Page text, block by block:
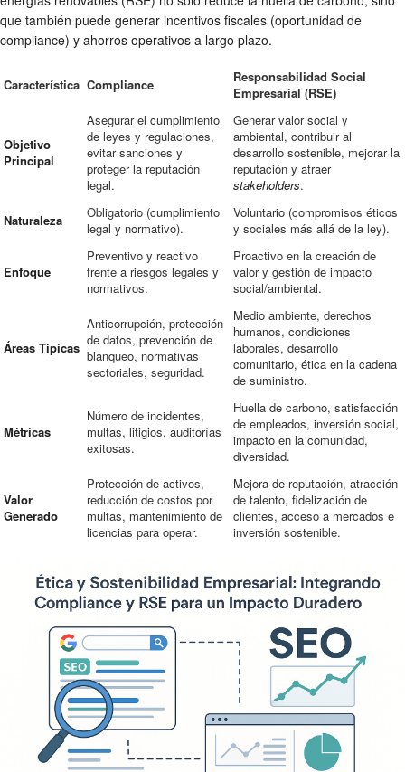
que también puede generar incentivos fiscales (oportunidad de
compliance) y ahorros operativos a largo plazo.
Característica Compliance
Responsabilidad Social
Empresarial (RSE)
Objetivo
Principal
Asegurar el cumplimiento
de leyes y regulaciones,
evitar sanciones y
proteger la reputación
legal.
Generar valor social y
ambiental, contribuir al
desarrollo sostenible, mejorar la
reputación y atraer
stakeholders.
Naturaleza
Obligatorio (cumplimiento
legal y normativo).
Voluntario (compromisos éticos
y sociales más allá de la ley).
Enfoque
Preventivo y reactivo
frente a riesgos legales y
normativos.
Proactivo en la creación de
valor y gestión de impacto
social/ambiental.
Áreas Típicas
Anticorrupción, protección
de datos, prevención de
blanqueo, normativas
sectoriales, seguridad.
Medio ambiente, derechos
humanos, condiciones
laborales, desarrollo
comunitario, ética en la cadena
de suministro.
Métricas
Número de incidentes,
multas, litigios, auditorías
exitosas.
Huella de carbono, satisfacción
de empleados, inversión social,
impacto en la comunidad,
diversidad.
Valor
Generado
Protección de activos,
reducción de costos por
multas, mantenimiento de
licencias para operar.
Mejora de reputación, atracción
de talento, fidelización de
clientes, acceso a mercados e
inversión sostenible.